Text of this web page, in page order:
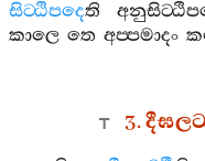
සිට‍්ඨිපදෙති
කාලෙ තෙ අප‍්පමාදං
3.